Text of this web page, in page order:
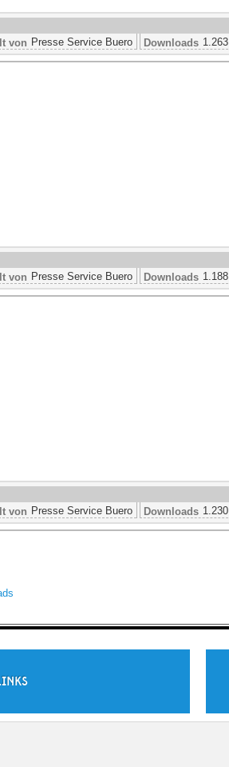
von Presse Service Buero Downloads 1.263
von Presse Service Buero Downloads 1.188
von Presse Service Buero Downloads 1.230